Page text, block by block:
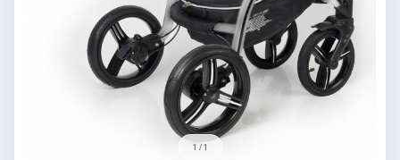
1 / 1